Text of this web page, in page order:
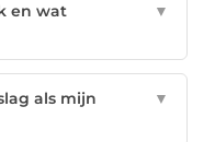
en wat
▼
als mijn
▼